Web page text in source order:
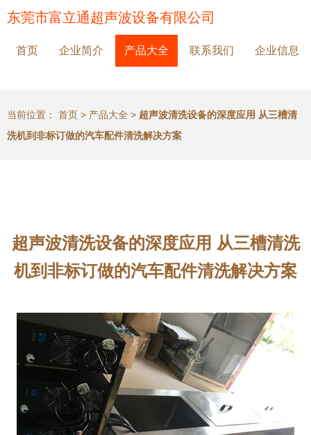
东莞市富立通超声波设备有限公司
首页 企业简介 产品大全 联系我们 企业信息
当前位置： 首页 > 产品大全 > 超声波清洗设备的深度应用 从三槽清
洗机到非标订做的汽车配件清洗解决方案
超声波清洗设备的深度应用 从三槽清洗
机到非标订做的汽车配件清洗解决方案